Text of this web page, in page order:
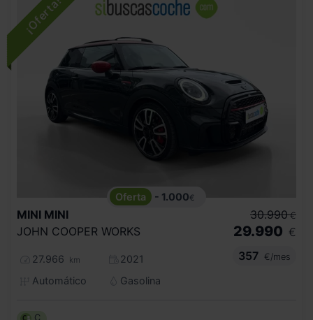
- 1.000€
MINI MINI
JOHN COOPER WORKS
27.966 km
2021
Automático
Gasolina
30.990 €
29.990 €
357
€/mes